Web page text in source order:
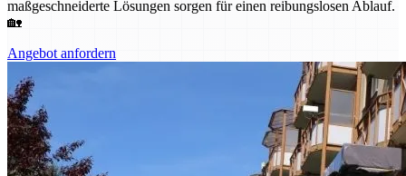
maßgeschneiderte Lösungen sorgen für einen reibungslosen Ablauf.
🏡
Angebot anfordern